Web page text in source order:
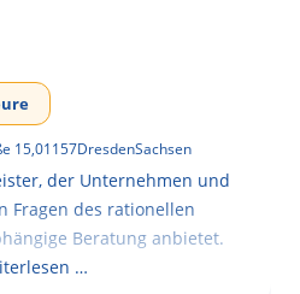
15,01157DresdenSachsen
der Unternehmen und
Fragen des rationellen
Beratung anbietet.
…